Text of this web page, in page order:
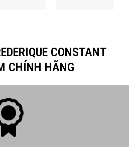
CONSTANT
CHÍNH HÃNG